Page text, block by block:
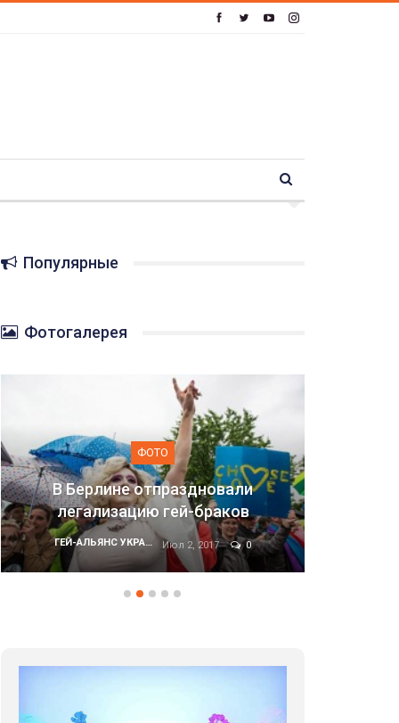
Популярные
Фотогалерея
браков
2, 2017 0
ФОТО
Марш равенства в Киеве,
ГЕЙ-АЛЬЯНС УКРАИНА